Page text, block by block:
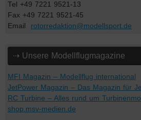
Tel +49 7221 9521-13
Fax +49 7221 9521-45
Email rotorredaktion@modellsport.de
⇢ Unsere Modellflugmagazine
MFI Magazin – Modellflug international
JetPower Magazin – Das Magazin für
RC Turbine – Alles rund um
shop.msv-medien.de